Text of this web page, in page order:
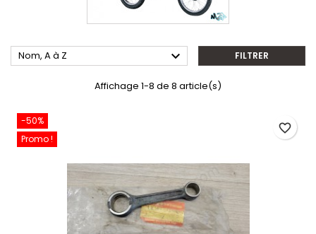
Nom, A à Z  FILTRER
Affichage 1-8 de 8 article(s)
-50%
Promo !
favorite_border